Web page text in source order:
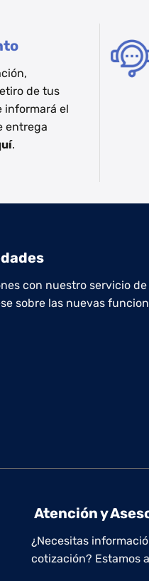
de tus
informará el
entrega
.
con nuestro servicio
sobre las nuevas
Atención y
¿Necesitas
cotización? Estamos